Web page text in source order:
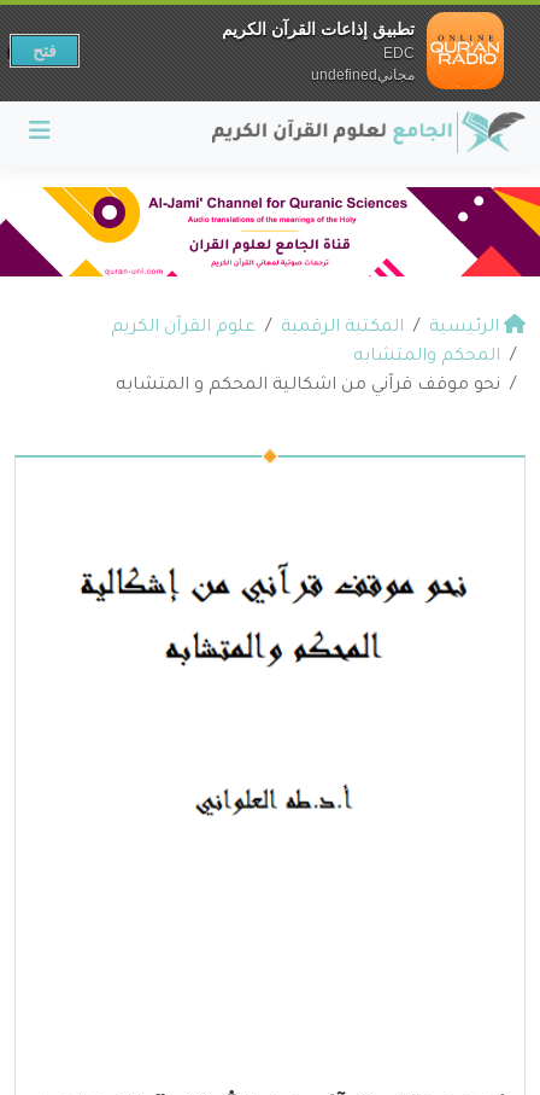
الرئيسية المكتبة الرقمية
علوم القرآن الكريم
المحكم والمتشابه
نحو موقف قرآني من اشكالية المحكم و المتشابه
تطبيق إذاعات القرآن الكريم
EDC
مجانيundefined
فتح